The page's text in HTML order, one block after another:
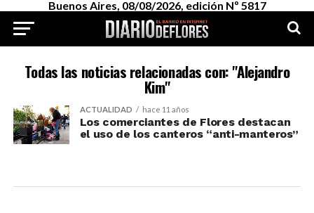
Buenos Aires, 08/08/2026, edición Nº 5817
Todas las noticias relacionadas con: "Alejandro
Kim"
ACTUALIDAD hace 11 años
Los comerciantes de Flores destacan
el uso de los canteros “anti-manteros”